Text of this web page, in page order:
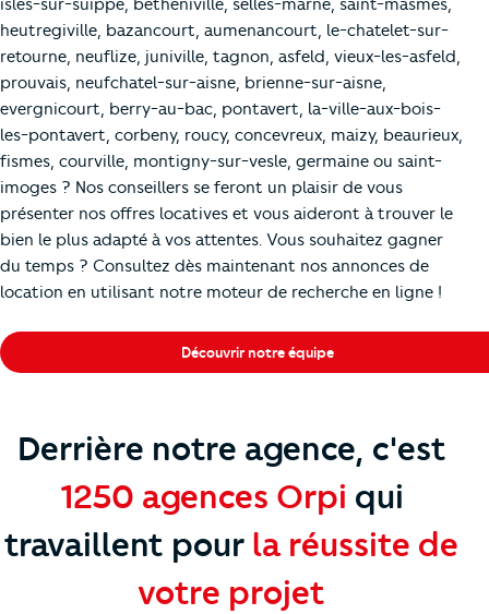
isles-sur-suippe, betheniville, selles-marne, saint-masmes,
heutregiville, bazancourt, aumenancourt, le-chatelet-sur-
retourne, neuflize, juniville, tagnon, asfeld, vieux-les-asfeld,
prouvais, neufchatel-sur-aisne, brienne-sur-aisne,
evergnicourt, berry-au-bac, pontavert, la-ville-aux-bois-
les-pontavert, corbeny, roucy, concevreux, maizy, beaurieux,
fismes, courville, montigny-sur-vesle, germaine ou saint-
imoges ? Nos conseillers se feront un plaisir de vous
présenter nos offres locatives et vous aideront à trouver le
bien le plus adapté à vos attentes. Vous souhaitez gagner
du temps ? Consultez dès maintenant nos annonces de
location en utilisant notre moteur de recherche en ligne !
Découvrir notre équipe
Derrière notre agence, c'est
1250 agences Orpi qui
travaillent pour la réussite de
votre projet